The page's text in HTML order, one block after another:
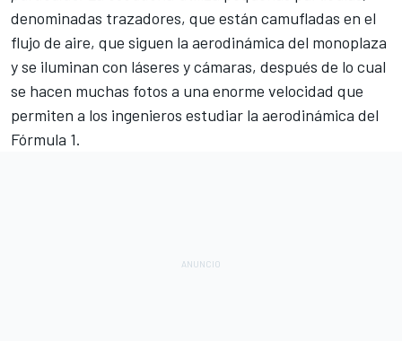
denominadas trazadores, que están camufladas en el
flujo de aire, que siguen la aerodinámica del monoplaza
y se iluminan con láseres y cámaras, después de lo cual
se hacen muchas fotos a una enorme velocidad que
permiten a los ingenieros estudiar la aerodinámica del
Fórmula 1.